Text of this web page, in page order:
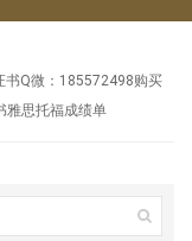
Q微：185572498购买
雅思托福成绩单